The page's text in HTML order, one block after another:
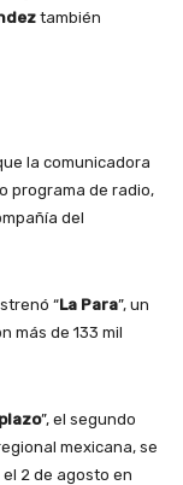
también
la comunicadora
programa de radio,
del
“La Para”, un
más de 133 mil
”, el segundo
mexicana, se
2 de agosto en